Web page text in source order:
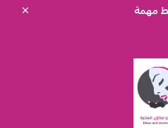
مهمة